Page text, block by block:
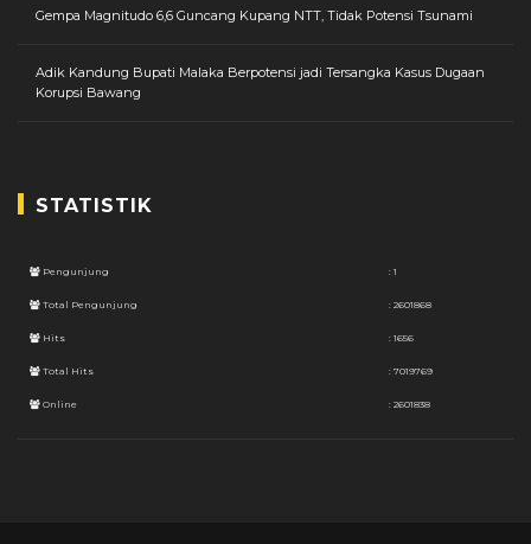
Gempa Magnitudo 6,6 Guncang Kupang NTT, Tidak Potensi Tsunami
Adik Kandung Bupati Malaka Berpotensi jadi Tersangka Kasus Dugaan
Korupsi Bawang
STATISTIK
Pengunjung : 1
Total Pengunjung : 2601868
Hits : 1656
Total Hits : 7019769
Online : 2601838